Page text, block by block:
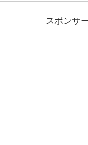
スポンサ